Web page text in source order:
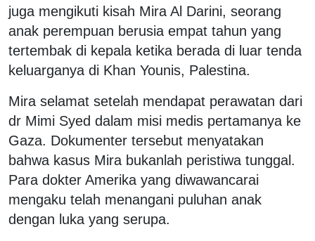
juga mengikuti kisah Mira Al Darini, seorang
anak perempuan berusia empat tahun yang
tertembak di kepala ketika berada di luar tenda
keluarganya di Khan Younis, Palestina.
Mira selamat setelah mendapat perawatan dari
dr Mimi Syed dalam misi medis pertamanya ke
Gaza. Dokumenter tersebut menyatakan
bahwa kasus Mira bukanlah peristiwa tunggal.
Para dokter Amerika yang diwawancarai
mengaku telah menangani puluhan anak
dengan luka yang serupa.